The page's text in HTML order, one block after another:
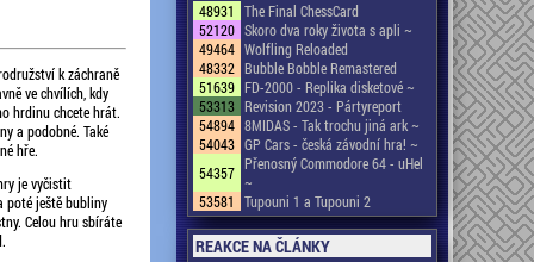
k záchraně
ve chvílích, kdy
hrdinu chcete hrát.
a podobné. Také
hře.
je vyčistit
poté ještě bubliny
Celou hru sbíráte
48931
The Final ChessCard
52120 Skoro dva roky života s apli ~
49464 Wolfling Reloaded
48332 Bubble Bobble Remastered
51639 FD-2000 - Replika disketové ~
53313 Revision 2023 - Pártyreport
54894 8MIDAS - Tak trochu jiná ark ~
54043 GP Cars - česká závodní hra! ~
54357 Přenosný Commodore 64 - uHel
~
53581
Tupouni 1 a Tupouni 2
REAKCE NA ČLÁNKY